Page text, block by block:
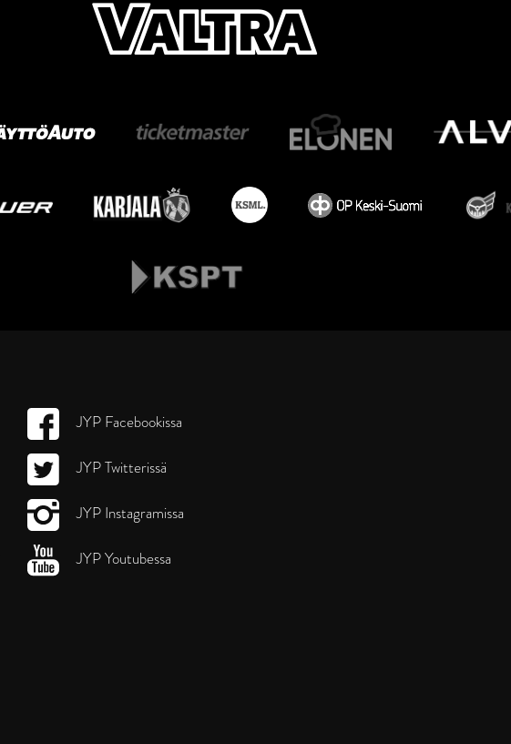
JYP Facebookissa
JYP Twitterissä
JYP Instagramissa
JYP Youtubessa